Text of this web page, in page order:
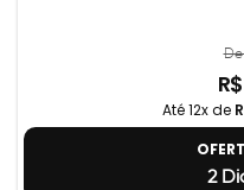
De
Até 12x de
2